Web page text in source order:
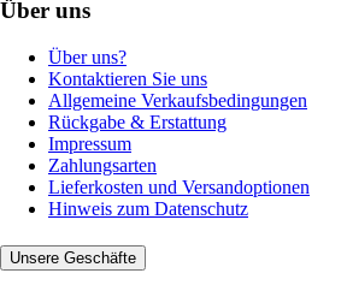
Über uns
Über uns?
Kontaktieren Sie uns
Allgemeine Verkaufsbedingungen
Rückgabe & Erstattung
Impressum
Zahlungsarten
Lieferkosten und Versandoptionen
Hinweis zum Datenschutz
Unsere Geschäfte